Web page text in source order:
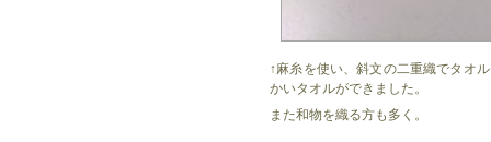
↑麻糸を使い、斜文の二重織でタオ
かいタオルができました。
また和物を織る方も多く。